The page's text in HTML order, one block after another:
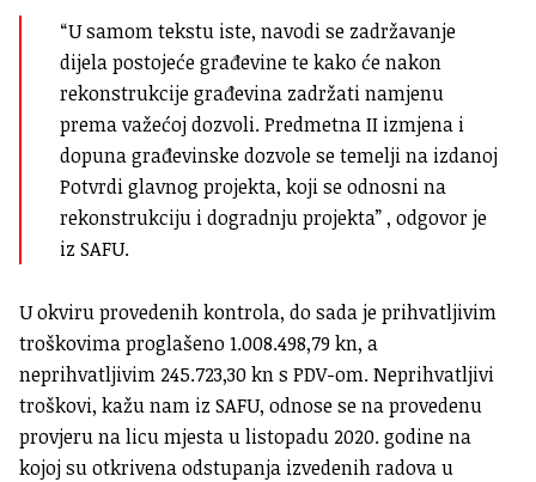
“U samom tekstu iste, navodi se zadržavanje
dijela postojeće građevine te kako će nakon
rekonstrukcije građevina zadržati namjenu
prema važećoj dozvoli. Predmetna II izmjena i
dopuna građevinske dozvole se temelji na izdanoj
Potvrdi glavnog projekta, koji se odnosni na
rekonstrukciju i dogradnju projekta” , odgovor je
iz SAFU.
U okviru provedenih kontrola, do sada je prihvatljivim
troškovima proglašeno 1.008.498,79 kn, a
neprihvatljivim 245.723,30 kn s PDV-om. Neprihvatljivi
troškovi, kažu nam iz SAFU, odnose se na provedenu
provjeru na licu mjesta u listopadu 2020. godine na
kojoj su otkrivena odstupanja izvedenih radova u